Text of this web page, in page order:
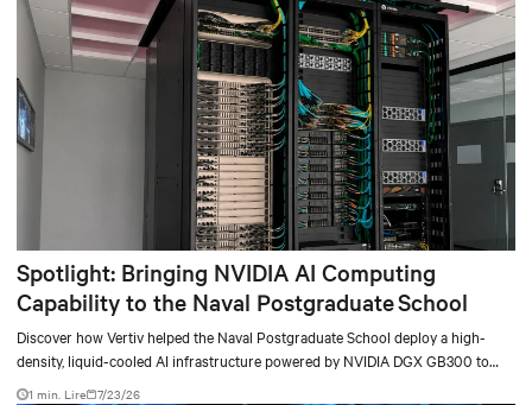
Spotlight: Bringing NVIDIA AI Computing
Capability to the Naval Postgraduate School
Discover how Vertiv helped the Naval Postgraduate School deploy a high-
density, liquid-cooled AI infrastructure powered by NVIDIA DGX GB300 to
accelerate AI research, education, and mission-critical innovation.
1 min. Lire 7/23/26